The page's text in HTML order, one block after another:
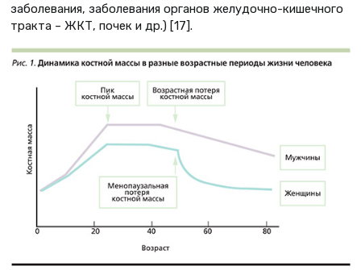
заболевания, заболевания органов желудочно-кишечного
тракта – ЖКТ, почек и др.) [17].